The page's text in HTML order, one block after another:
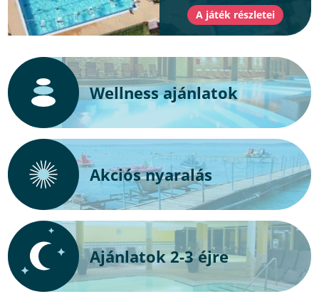
Wellness ajánlatok
Akciós nyaralás
Ajánlatok 2-3 éjre